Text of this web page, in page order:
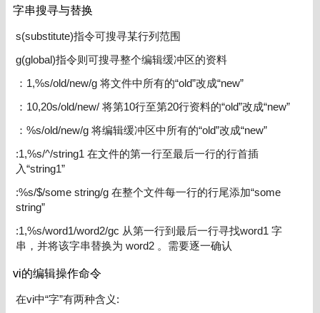
字串搜寻与替换
s(substitute)指令可搜寻某行列范围
g(global)指令则可搜寻整个编辑缓冲区的资料
：1,%s/old/new/g 将文件中所有的“old”改成“new”
：10,20s/old/new/ 将第10行至第20行资料的“old”改成“new”
：%s/old/new/g 将编辑缓冲区中所有的“old”改成“new”
:1,%s/^/string1 在文件的第一行至最后一行的行首插
入“string1”
:%s/$/some string/g 在整个文件每一行的行尾添加“some
string”
:1,%s/word1/word2/gc 从第一行到最后一行寻找word1 字
串，并将该字串替换为 word2 。需要逐一确认
vi的编辑操作命令
在vi中“字”有两种含义: